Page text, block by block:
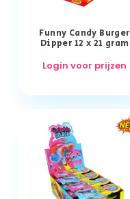
Funny Candy Burger
Dipper 12 x 21 gram
Login voor prijzen